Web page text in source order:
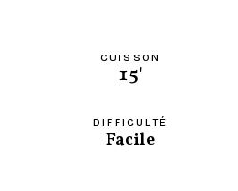
CUISSON
15'
DIFFICULTÉ
Facile